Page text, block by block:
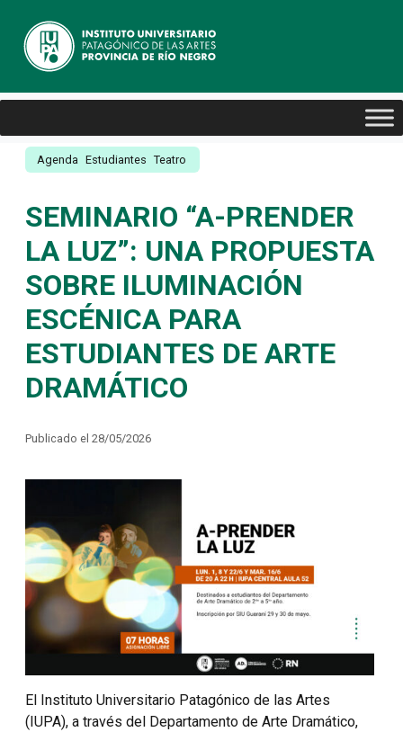
Agenda Estudiantes Teatro
SEMINARIO “A-PRENDER
LA LUZ”: UNA PROPUESTA
SOBRE ILUMINACIÓN
ESCÉNICA PARA
ESTUDIANTES DE ARTE
DRAMÁTICO
Publicado el 28/05/2026
El Instituto Universitario Patagónico de las Artes
(IUPA), a través del Departamento de Arte Dramático,